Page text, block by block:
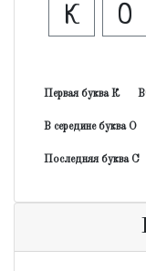
К О
Первая буква К
В середине буква О
Последняя буква С